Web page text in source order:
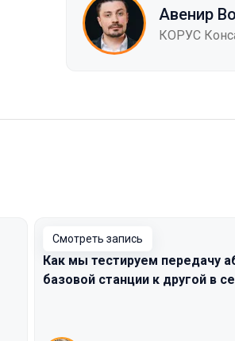
Авенир
КОРУС
Смотреть запись
Как мы тестируем передачу
базовой станции к другой в